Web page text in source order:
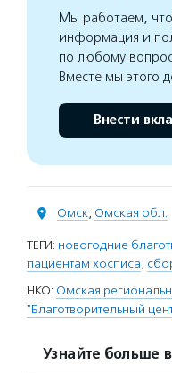
Мы работаем,
информация и
по любому
Вместе мы этого
Внести
Омск, Омская обл.
ТЕГИ: новогодние
пациентам хосписа,
НКО: Омская
"Благотворительный
Узнайте больше